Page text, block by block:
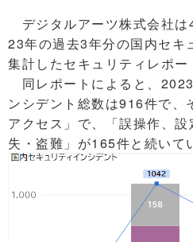
デジタルアーツ株式会社
23年の過去3年分の国内セキ
集計したセキュリティレポー
同レポートによると、
ンシデント総数は916件で、
アクセス」で、「誤操作、
失・盗難」が165件と続いて